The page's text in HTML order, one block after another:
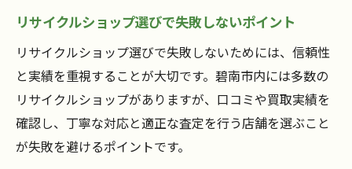
リサイクルショップ選びで失敗しないポイント
リサイクルショップ選びで失敗しないためには、信頼性
と実績を重視することが大切です。碧南市内には多数の
リサイクルショップがありますが、口コミや買取実績を
確認し、丁寧な対応と適正な査定を行う店舗を選ぶこと
が失敗を避けるポイントです。